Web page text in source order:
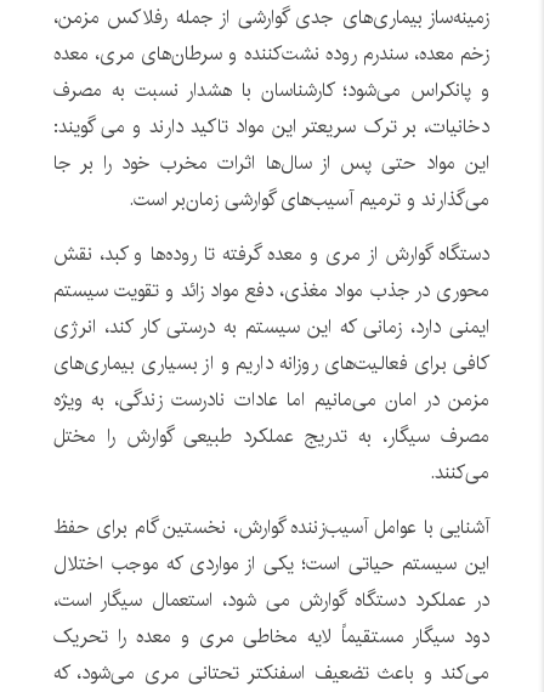
زمینه‌ساز بیماری‌های جدی گوارشی از جمله رفلاکس مزمن،
زخم معده، سندرم روده نشت‌کننده و سرطان‌های مری، معده
و پانکراس می‌شود؛ کارشناسان با هشدار نسبت به مصرف
دخانیات، بر ترک سریعتر این مواد تاکید دارند و می گویند:
این مواد حتی پس از سال‌ها اثرات مخرب خود را بر جا
می‌گذارند و ترمیم آسیب‌های گوارشی زمان‌بر است.
دستگاه گوارش از مری و معده گرفته تا روده‌ها و کبد، نقش
محوری در جذب مواد مغذی، دفع مواد زائد و تقویت سیستم
ایمنی دارد، زمانی که این سیستم به درستی کار کند، انرژی
کافی برای فعالیت‌های روزانه داریم و از بسیاری بیماری‌های
مزمن در امان می‌مانیم اما عادات نادرست زندگی، به ویژه
مصرف سیگار، به تدریج عملکرد طبیعی گوارش را مختل
می‌کنند.
آشنایی با عوامل آسیب‌زننده گوارش، نخستین گام برای حفظ
این سیستم حیاتی است؛ یکی از مواردی که موجب اختلال
در عملکرد دستگاه گوارش می شود، استعمال سیگار است،
دود سیگار مستقیماً لایه مخاطی مری و معده را تحریک
می‌کند و باعث تضعیف اسفنکتر تحتانی مری می‌شود، که